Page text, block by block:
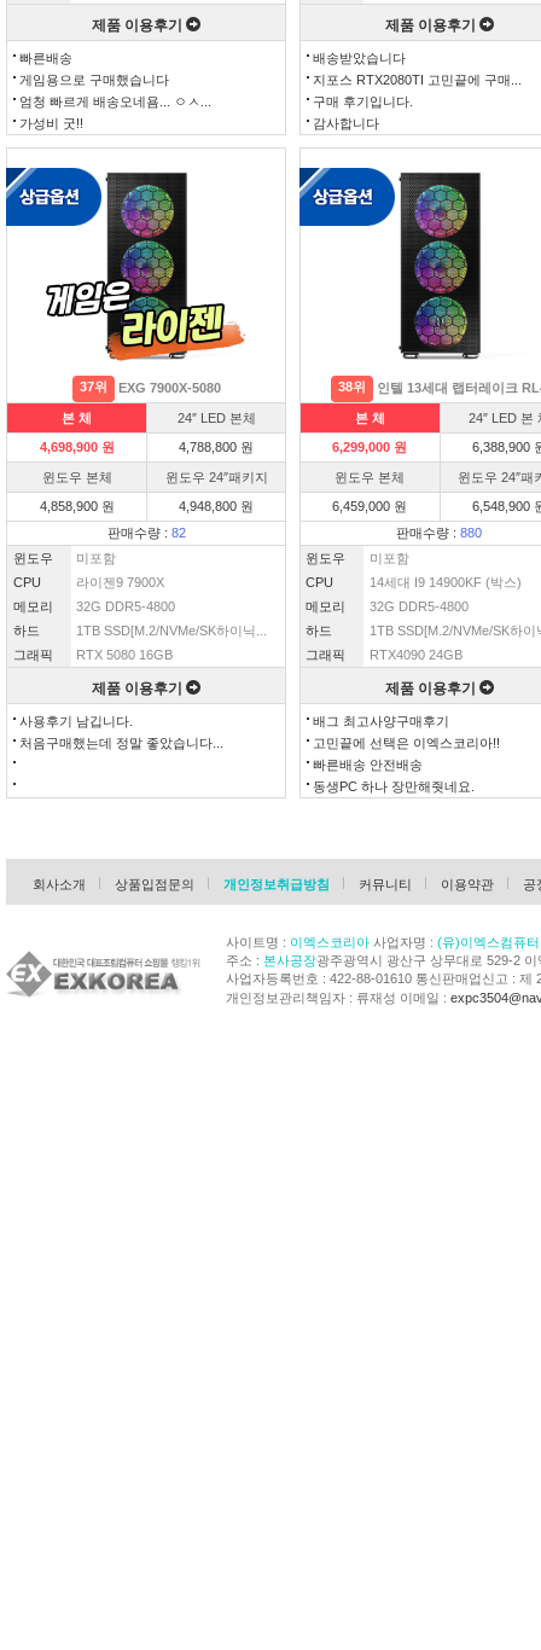
제품 이용후기
빠른배송
게임용으로 구매했습니다
엄청 빠르게 배송오네욤... ㅇㅅ...
가성비 굿!!
제품 이용후기
배송받았습니다
지포스 RTX2080TI 고민끝에 구매...
구매 후기입니다.
감사합니다
37위 EXG 7900X-5080
본 체
24″ LED 본체
4,698,900 원
4,788,800 원
윈도우 본체
윈도우 24″패키지
4,858,900 원
4,948,800 원
판매수량 : 82
윈도우
미포함
CPU
라이젠9 7900X
메모리
32G DDR5-4800
하드
1TB SSD[M.2/NVMe/SK하이닉...
그래픽
RTX 5080 16GB
제품 이용후기
사용후기 남깁니다.
처음구매했는데 정말 좋았습니다...
38위 인텔 13세대 랩터레이크
본 체
24″ LED 본
6,299,000 원
6,388,900
윈도우 본체
윈도우 24″패
6,459,000 원
6,548,900
판매수량 : 880
윈도우
미포함
CPU
14세대 I9 14900KF (박스)
메모리
32G DDR5-4800
하드
1TB SSD[M.2/NVMe/SK하이
그래픽
RTX4090 24GB
제품 이용후기
배그 최고사양구매후기
고민끝에 선택은 이엑스코리아!!
빠른배송 안전배송
동생PC 하나 장만해줫네요.
회사소개 상품입점문의 개인정보취급방침 커뮤니티 이용약관 공
사이트명 : 이엑스코리아사업자명 : (유)이엑스컴퓨터
주소 : 본사공장광주광역시 광산구 상무대로 529-2 이
사업자등록번호 : 422-88-01610 통신판매업신고 : 제
개인정보관리책임자 : 류재성 이메일 :